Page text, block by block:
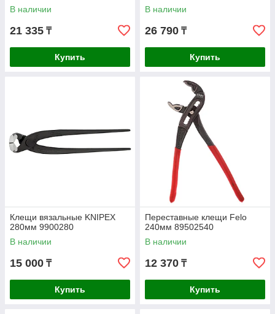
В наличии
21 335 ₸
Купить
В наличии
26 790 ₸
Купить
Клещи вязальные KNIPEX
280мм 9900280
В наличии
15 000 ₸
Купить
Переставные клещи Felo
240мм 89502540
В наличии
12 370 ₸
Купить